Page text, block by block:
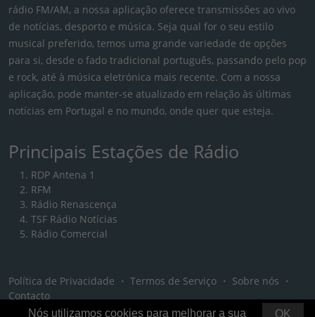
rádio FM/AM, a nossa aplicação oferece transmissões ao vivo
de notícias, desporto e música. Seja qual for o seu estilo
musical preferido, temos uma grande variedade de opções
para si, desde o fado tradicional português, passando pelo pop
e rock, até à música eletrónica mais recente. Com a nossa
aplicação, pode manter-se atualizado em relação às últimas
notícias em Portugal e no mundo, onde quer que esteja.
Principais Estações de Rádio
RDP Antena 1
RFM
Rádio Renascença
TSF Rádio Notícias
Rádio Comercial
Política de Privacidade ・ Termos de Serviço ・ Sobre nós ・
Contacto
OK
Nós utilizamos cookies para melhorar a sua